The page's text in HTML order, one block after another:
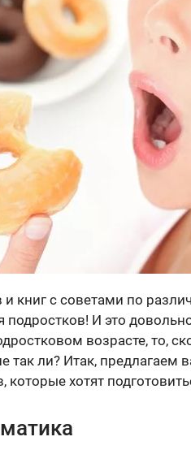
и книг с советами по
подростков! И это
возрасте, то,
так ли? Итак,
которые хотят